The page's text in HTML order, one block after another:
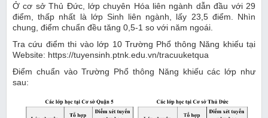
Ở cơ sở Thủ Đức, lớp chuyên Hóa liên ngành dẫn đầu với 29
điểm, thấp nhất là lớp Sinh liên ngành, lấy 23,5 điểm. Nhìn
chung, điểm chuẩn đều tăng 0,5-1 so với năm ngoái.
Tra cứu điểm thi vào lớp 10 Trường Phổ thông Năng khiếu tại
Website: https://tuyensinh.ptnk.edu.vn/tracuuketqua
Điểm chuẩn vào Trường Phổ thông Năng khiếu các lớp như
sau: